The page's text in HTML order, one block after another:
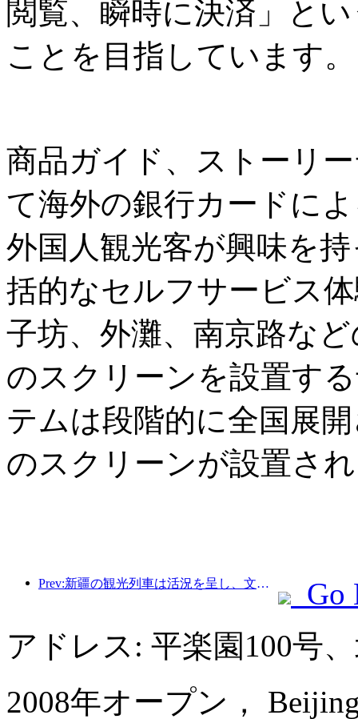
閲覧、瞬時に決済」と
ことを目指しています。
商品ガイド、ストーリ
て海外の銀行カードに
外国人観光客が興味を
括的なセルフサービス
子坊、外灘、南京路な
のスクリーンを設置す
テムは段階的に全国展
のスクリーンが設置さ
Prev:新疆の観光列車は活況を呈し、文化と観光経済を活性化させている。
Go
アドレス: 平楽園100号
2008年オープン，